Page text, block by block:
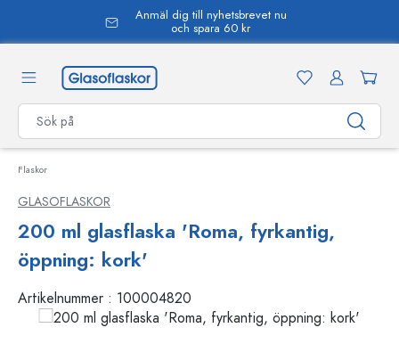
Anmäl dig till nyhetsbrevet nu
och spara 60 kr
Flaskor
GLASOFLASKOR
200 ml glasflaska 'Roma, fyrkantig,
öppning: kork'
Artikelnummer : 100004820